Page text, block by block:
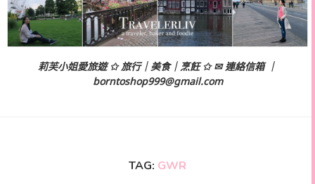
莉芙小姐愛旅遊 ✩ 旅行｜美食｜烹飪 ✩ ✉ 連絡信箱 ｜
borntoshop999@gmail.com
TAG: GWR